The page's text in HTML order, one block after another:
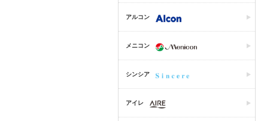
アルコン
メニコン
シンシア
アイレ